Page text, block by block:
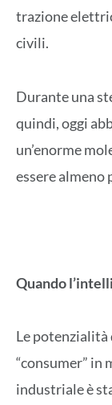
trazione
civili.
Durante una
quindi, oggi
un’enorme
essere almeno
Quando
Le potenzialità
“consumer” in
industriale è